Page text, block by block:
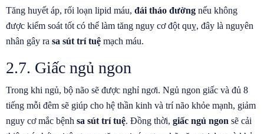
Tăng huyết áp, rối loạn lipid máu, đái tháo đường nếu không
được kiểm soát tốt có thể làm tăng nguy cơ đột quỵ, đây là nguyên
nhân gây ra sa sút trí tuệ mạch máu.
2.7. Giấc ngủ ngon
Trong khi ngủ, bộ não sẽ được nghỉ ngơi. Ngủ ngon giấc và đủ 8
tiếng mỗi đêm sẽ giúp cho hệ thần kinh và trí não khỏe mạnh, giảm
nguy cơ mắc bệnh sa sút trí tuệ. Đồng thời, giấc ngủ ngon sẽ cải